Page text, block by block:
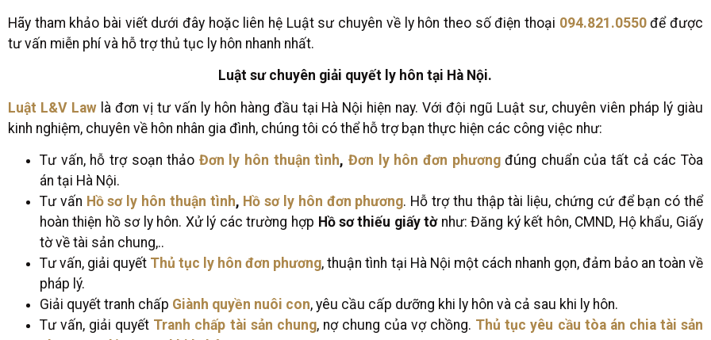
Hãy tham khảo bài viết dưới đây hoặc liên hệ Luật sư chuyên về ly hôn theo số điện thoại 094.821.0550để được
tư vấn miễn phí và hỗ trợ thủ tục ly hôn nhanh nhất.
Luật sư chuyên giải quyết ly hôn tại Hà Nội.
Luật L&V Lawlà đơn vị tư vấn ly hôn hàng đầu tại Hà Nội hiện nay. Với đội ngũ Luật sư, chuyên viên pháp lý giàu
kinh nghiệm, chuyên về hôn nhân gia đình, chúng tôi có thể hỗ trợ bạn thực hiện các công việc như:
Tư vấn, hỗ trợ soạn thảo Đơn ly hôn thuận tình,Đơn ly hôn đơn phươngđúng chuẩn của tất cả các Tòa
án tại Hà Nội.
Tư vấn Hồ sơ ly hôn thuận tình, Hồ sơ ly hôn đơn phương. Hỗ trợ thu thập tài liệu, chứng cứ để bạn có thể
hoàn thiện hồ sơ ly hôn. Xử lý các trường hợp Hồ sơ thiếu giấy tờ như: Đăng ký kết hôn, CMND, Hộ khẩu, Giấy
tờ về tài sản chung,..
Tư vấn, giải quyết Thủ tục ly hôn đơn phương, thuận tình tại Hà Nội một cách nhanh gọn, đảm bảo an toàn về
pháp lý.
Giải quyết tranh chấp Giành quyền nuôi con, yêu cầu cấp dưỡng khi ly hôn và cả sau khi ly hôn.
Tư vấn, giải quyết Tranh chấp tài sản chung, nợ chung của vợ chồng. Thủ tục yêu cầu tòa án chia tài sản